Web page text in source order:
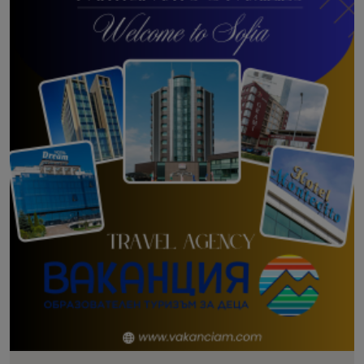
доброто от Dancing INN 2025 ✨ Ballet & Neo
Classical – Virginia Ballet ✨ Character Dance –
Балетна школа „Реверанс“ ✨ Lyrical – Vortex
Dance Studio ✨ Ballet & Neo Classical Kids –
Royal Dance School ✨ Jazz & Musical – Dance
Studio Amelia ✨ Acro Dance – Tapia Dance
House ✨ Bulgarian Music – Swing Dance School
✨ Ballet Novice – Prima Donna Ballet School ✨
Modern – Ada Dogan Sport Club ✨ Jazz &
Musical Kids – Танцова работилница ✨ MTV
Dance – MTV DANCE с Петко ✨ Contemporary
– Vortex Dance Studio ✨ Latin Show – Финес
да лекува и да обединява. Следете Woman.bg
за вълнуващи новини, вдъхновяващи истории и
ексклузивни материали от Dancing INN
International Dance Championship 2025. Нека
заедно отпразнуваме красотата на танца,
силата на духа и магията на доброто!
of Goodness / Крилата на добрината“ . С нея
основателят на шампионата поставя началото
на лична кауза, в която танцът се превръща не
само в изкуство, но и в жест на човечност и
съпричастност. Под мотото „Деца даряват
усмивки на деца“ , Dancing INN ще отдели част
от средствата, събрани от организацията на
събитието, които ще бъдат дарени на
Асоциация на децата с лицеви аномалии “АЛА”
– организация, подкрепяща малките герои,
родени с различия, и техните семейства.
„Вярвам, че чрез танца можем да създаваме
повече от движения – можем да създаваме